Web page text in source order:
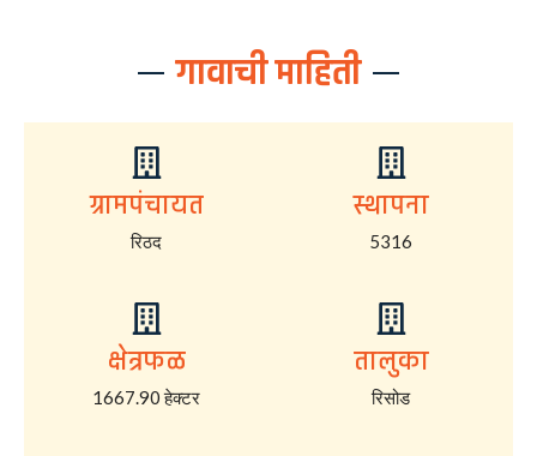
गावाची माहिती
ग्रामपंचायत
रिठद
स्थापना
5316
क्षेत्रफळ
1667.90 हेक्टर
तालुका
रिसोड